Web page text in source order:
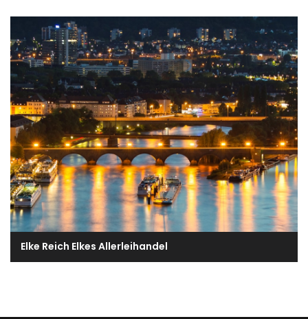
Elke Reich Elkes Allerleihandel